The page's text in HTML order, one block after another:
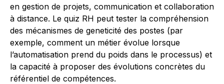
en gestion de projets, communication et collaboration
à distance. Le quiz RH peut tester la compréhension
des mécanismes de geneticité des postes (par
exemple, comment un métier évolue lorsque
l’automatisation prend du poids dans le processus) et
la capacité à proposer des évolutions concrètes du
référentiel de compétences.